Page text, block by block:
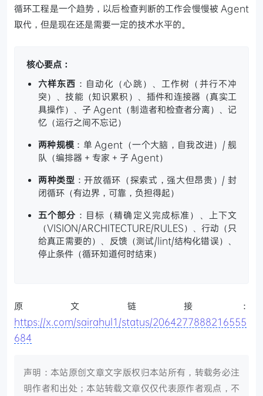
循环工程是一个趋势，以后检查判断的工作会慢慢被 Agent
取代，但是现在还是需要一定的技术水平的。
核心要点：
六样东西 ：自动化（心跳）、工作树（并行不冲
突）、技能（知识累积）、插件和连接器（真实工
具操作）、子 Agent（制造者和检查者分离）、记
忆（运行之间不忘记）
两种规模 ：单 Agent（一个大脑，自我改进）/ 舰
队（编排器 + 专家 + 子 Agent）
两种类型 ：开放循环（探索式，强大但昂贵）/ 封
闭循环（有边界，可靠，负担得起）
五个部分 ：目标（精确定义完成标准）、上下文
（VISION/ARCHITECTURE/RULES）、行动（只
给真正需要的）、反馈（测试/lint/结构化错误）、
停止条件（循环知道何时结束）
原文链接：
https://x.com/sairahul1/status/2064277888216555
684
声明：本站原创文章文字版权归本站所有，转载务必注
明作者和出处；本站转载文章仅仅代表原作者观点，不